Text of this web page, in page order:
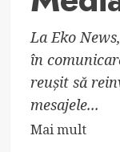
New
La Eko
în
reușit să
mesajele...
Mai multRead